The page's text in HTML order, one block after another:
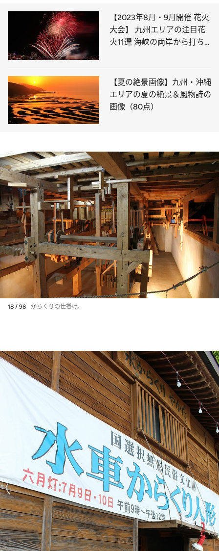
【2023年8月・9月開催 花火
大会】 九州エリアの注目花
火11選 海峡の両岸から打ち
【夏の絶景画像】九州・沖縄
エリアの夏の絶景＆風物詩の
画像（80点）
18 / 98 からくりの仕掛け。